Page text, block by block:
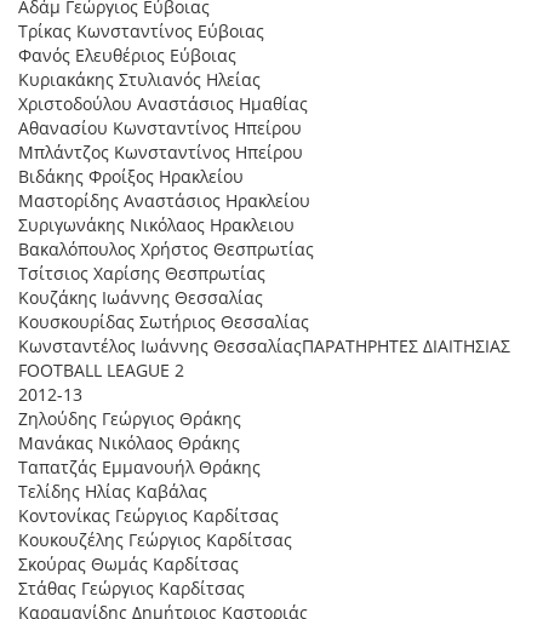
Αδάµ Γεώργιος Εύβοιας
Τρίκας Κωνσταντίνος Εύβοιας
Φανός Ελευθέριος Εύβοιας
Κυριακάκης Στυλιανός Ηλείας
Χριστοδούλου Αναστάσιος Ηµαθίας
Αθανασίου Κωνσταντίνος Ηπείρου
Μπλάντζος Κωνσταντίνος Ηπείρου
Βιδάκης Φροίξος Ηρακλείου
Μαστορίδης Αναστάσιος Ηρακλείου
Συριγωνάκης Νικόλαος Ηρακλειου
Βακαλόπουλος Χρήστος Θεσπρωτίας
Τσίτσιος Χαρίσης Θεσπρωτίας
Κουζάκης Ιωάννης Θεσσαλίας
Κουσκουρίδας Σωτήριος Θεσσαλίας
Κωνσταντέλος Ιωάννης ΘεσσαλίαςΠΑΡΑΤΗΡΗΤΕΣ ∆ΙΑΙΤΗΣΙΑΣ
FOOTBALL LEAGUE 2
2012-13
Ζηλούδης Γεώργιος Θράκης
Μανάκας Νικόλαος Θράκης
Ταπατζάς Εµµανουήλ Θράκης
Τελίδης Ηλίας Καβάλας
Κοντονίκας Γεώργιος Καρδίτσας
Κουκουζέλης Γεώργιος Καρδίτσας
Σκούρας Θωµάς Καρδίτσας
Στάθας Γεώργιος Καρδίτσας
Καραµανίδης ∆ηµήτριος Καστοριάς